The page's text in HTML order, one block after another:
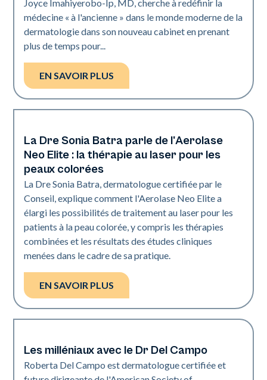
Joyce Imahiyerobo-Ip, MD, cherche à redéfinir la
médecine « à l'ancienne » dans le monde moderne de la
dermatologie dans son nouveau cabinet en prenant
plus de temps pour...
EN SAVOIR PLUS
Dermatologie | Neo Elite
La Dre Sonia Batra parle de l'Aerolase
Neo Elite : la thérapie au laser pour les
peaux colorées
La Dre Sonia Batra, dermatologue certifiée par le
Conseil, explique comment l'Aerolase Neo Elite a
élargi les possibilités de traitement au laser pour les
patients à la peau colorée, y compris les thérapies
combinées et les résultats des études cliniques
menées dans le cadre de sa pratique.
EN SAVOIR PLUS
Dermatologie | Neo Elite
Les milléniaux avec le Dr Del Campo
Roberta Del Campo est dermatologue certifiée et